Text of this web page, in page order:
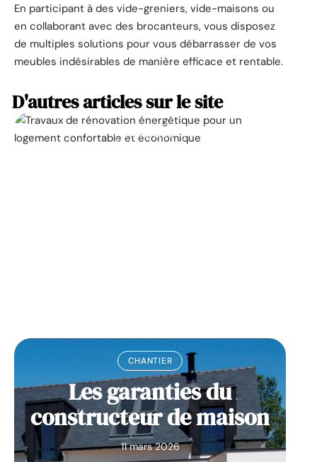
En participant à des vide-greniers, vide-maisons ou
en collaborant avec des brocanteurs, vous disposez
de multiples solutions pour vous débarrasser de vos
meubles indésirables de manière efficace et rentable.
D'autres articles sur le site
ACTUALITÉ
CHANTIER
Les garanties du
constructeur de maison
11 mars 2026